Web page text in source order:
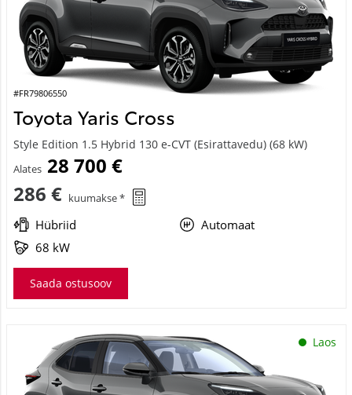
#FR79806550
Toyota Yaris Cross
Style Edition 1.5 Hybrid 130 e-CVT (Esirattavedu) (68 kW)
Alates 28 700 €
286 € kuumakse *
Hübriid
Automaat
68 kW
Saada ostusoov
Laos